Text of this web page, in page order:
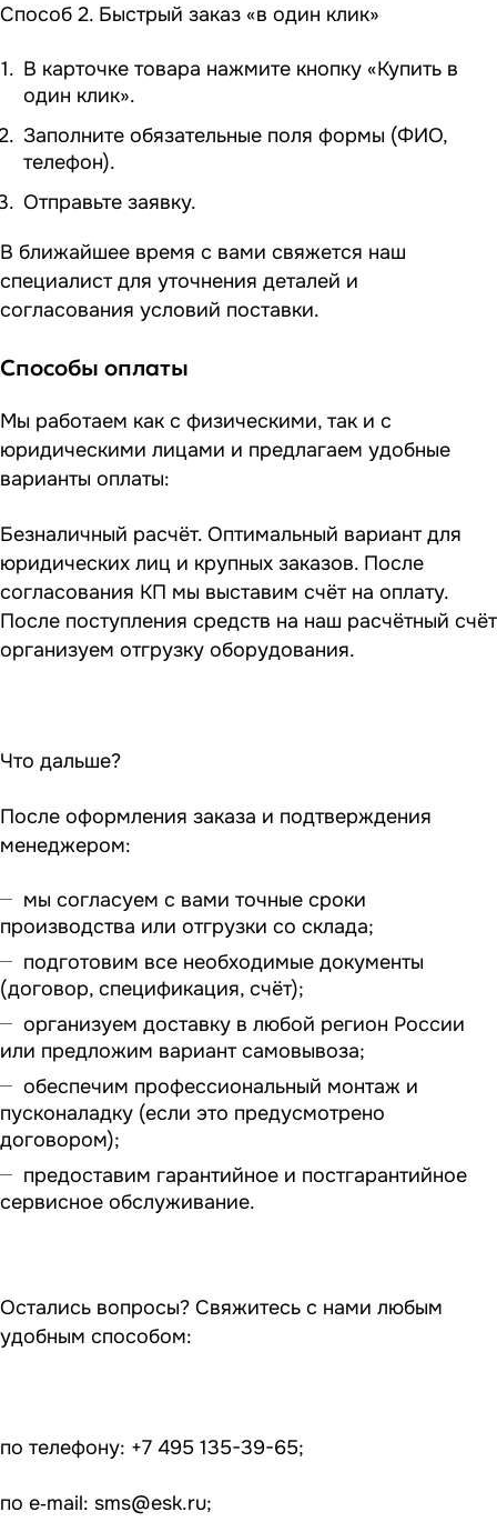
Способ 2. Быстрый заказ «в один клик»
В карточке товара нажмите кнопку «Купить в
один клик».
Заполните обязательные поля формы (ФИО,
телефон).
Отправьте заявку.
В ближайшее время с вами свяжется наш
специалист для уточнения деталей и
согласования условий поставки.
Способы оплаты
Мы работаем как с физическими, так и с
юридическими лицами и предлагаем удобные
варианты оплаты:
Безналичный расчёт. Оптимальный вариант для
юридических лиц и крупных заказов. После
согласования КП мы выставим счёт на оплату.
После поступления средств на наш расчётный счёт
организуем отгрузку оборудования.
Что дальше?
После оформления заказа и подтверждения
менеджером:
мы согласуем с вами точные сроки
производства или отгрузки со склада;
подготовим все необходимые документы
(договор, спецификация, счёт);
организуем доставку в любой регион России
или предложим вариант самовывоза;
обеспечим профессиональный монтаж и
пусконаладку (если это предусмотрено
договором);
предоставим гарантийное и постгарантийное
сервисное обслуживание.
Остались вопросы? Свяжитесь с нами любым
удобным способом:
по телефону: +7 495 135-39-65;
по e‑mail: sms@esk.ru;